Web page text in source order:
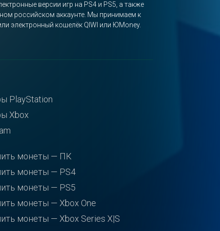
версии игр на PS4 и PS5, а также
российском аккаунте. Мы принимаем к
электронный кошелёк QIWI или ЮMoney.
PlayStation
Xbox
монеты — ПК
монеты — PS4
монеты — PS5
монеты — Xbox One
монеты — Xbox Series X|S